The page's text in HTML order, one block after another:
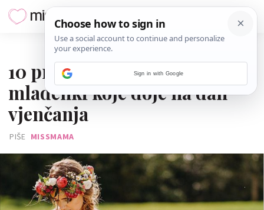
10 prekrasnih fotografija
mladenki koje doje na dan
vjenčanja
PIŠE MISSMAMA
Sign in with Google